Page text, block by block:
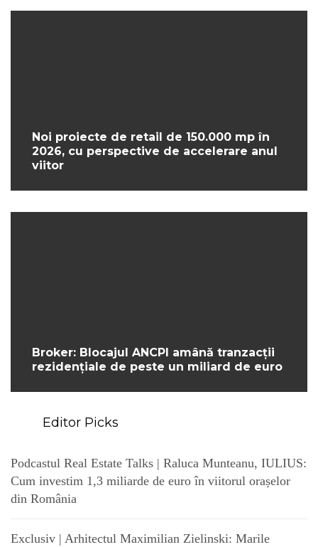
Noi proiecte de retail de 150.000 mp în
2026, cu perspective de accelerare anul
viitor
Broker: Blocajul ANCPI amână tranzacții
rezidențiale de peste un miliard de euro
Editor Picks
Podcastul Real Estate Talks | Raluca Munteanu, IULIUS:
Cum investim 1,3 miliarde de euro în viitorul orașelor
din România
Exclusiv | Arhitectul Maximilian Zielinski: Marile